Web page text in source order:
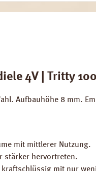
4V | Tritty
Aufbauhöhe 8 mm.
mit mittlerer Nutzung.
stärker hervortreten.